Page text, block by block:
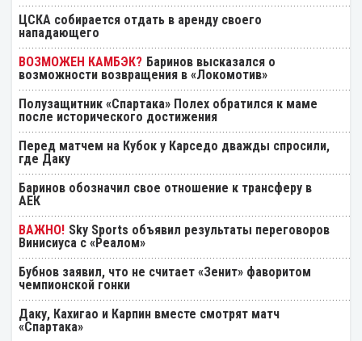
ЦСКА собирается отдать в аренду своего
нападающего
Баринов высказался о
возможности возвращения в «Локомотив»
Полузащитник «Спартака» Полех обратился к маме
после исторического достижения
Перед матчем на Кубок у Карседо дважды спросили,
где Даку
Баринов обозначил свое отношение к трансферу в
АЕК
Sky Sports объявил результаты переговоров
Винисиуса с «Реалом»
Бубнов заявил, что не считает «Зенит» фаворитом
чемпионской гонки
Даку, Кахигао и Карпин вместе смотрят матч
«Спартака»